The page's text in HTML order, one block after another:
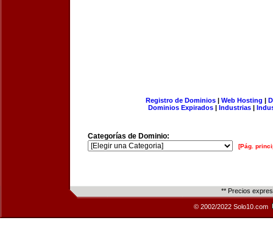
Registro de Dominios| Web Hosting |
Dominios Expirados | Industrias |
Categorías de Dominio:
[Pág.
** Precios
© 2002/2022 Solo10.com